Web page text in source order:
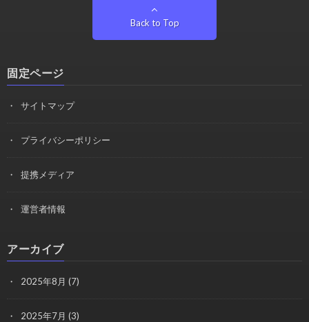
Back to Top
固定ページ
サイトマップ
プライバシーポリシー
提携メディア
運営者情報
アーカイブ
2025年8月 (7)
2025年7月 (3)